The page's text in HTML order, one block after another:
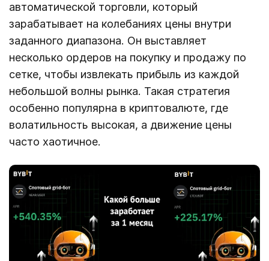
автоматической торговли, который
зарабатывает на колебаниях цены внутри
заданного диапазона. Он выставляет
несколько ордеров на покупку и продажу по
сетке, чтобы извлекать прибыль из каждой
небольшой волны рынка. Такая стратегия
особенно популярна в криптовалюте, где
волатильность высокая, а движение цены
часто хаотичное.